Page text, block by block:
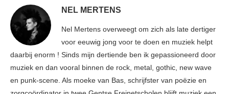
NEL MERTENS
Nel Mertens overweegt om zich als late dertiger
voor eeuwig jong voor te doen en muziek helpt
daarbij enorm ! Sinds mijn dertiende ben ik gepassioneerd door
muziek en dan vooral binnen de rock, metal, gothic, new wave
en punk-scene. Als moeke van Bas, schrijfster van poëzie en